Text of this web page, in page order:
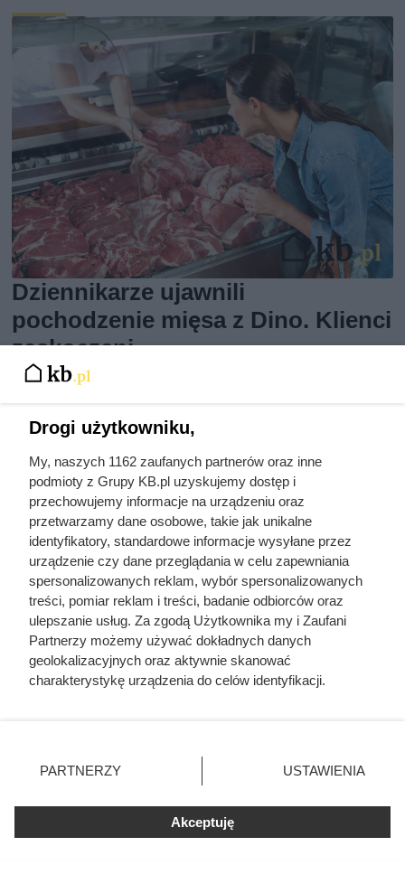
Dziennikarze ujawnili
pochodzenie mięsa z Dino. Klienci
zaskoczeni
Na ile naprawdę wystarcza tona
pelletu? Prosty przelicznik dla
Drogi użytkowniku,
My, naszych 1162 zaufanych partnerów oraz inne
podmioty z Grupy KB.pl uzyskujemy dostęp i
przechowujemy informacje na urządzeniu oraz
przetwarzamy dane osobowe, takie jak unikalne
identyfikatory, standardowe informacje wysyłane przez
urządzenie czy dane przeglądania w celu zapewniania
spersonalizowanych reklam, wybór spersonalizowanych
treści, pomiar reklam i treści, badanie odbiorców oraz
ulepszanie usług. Za zgodą Użytkownika my i Zaufani
Partnerzy możemy używać dokładnych danych
geolokalizacyjnych oraz aktywnie skanować
charakterystykę urządzenia do celów identyfikacji.
zmienić/wycofać klikając przycisk ustawień prywatności
znajdujący się w lewym dolnym rogu strony. Niektóre
użytkownika, ale masz prawo sprzeciwić się takiemu
przetwarzaniu. Preferencje będą miały zastosowania tylko
PARTNERZY USTAWIENIA
Akceptuję